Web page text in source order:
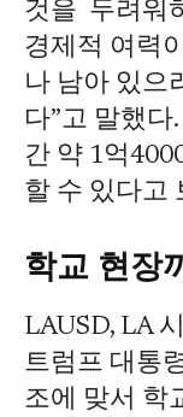
것을 두려워
경제적 여력
나 남아 있으
다”고 말했다
간 약 1억
할 수 있다고
학교 현장
LAUSD, LA
트럼프 대통
조에 맞서 학